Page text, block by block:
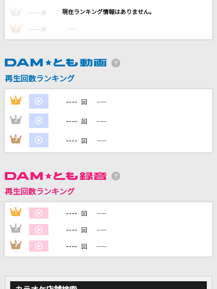
桑田佳祐
シド
冥冥
Chevon
melt bitter
さとうもか
Aqua Timez
RUN! RUN! RUN!
大槻真希
---- 点 ----
3 ---- 点 ----
再生回数ランキング
1 ---- 回 ----
2 ---- 回 ----
3 ---- 回 ----
再生回数ランキング
1 ---- 回 ----
2 ---- 回 ----
3 ---- 回 ----